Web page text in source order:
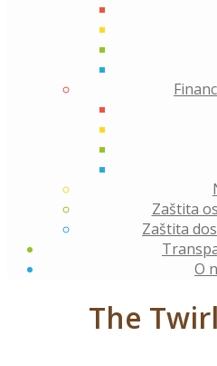
Zaštita
Zaštita
O
The